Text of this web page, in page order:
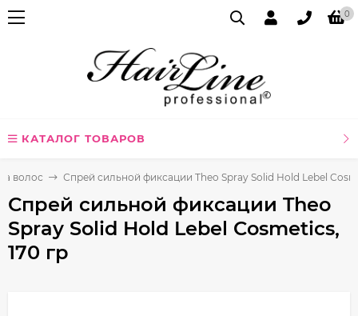
0
КАТАЛОГ ТОВАРОВ
волос Спрей сильной фиксации Theo Spray Solid Hold Lebel
Спрей сильной фиксации Theo
Spray Solid Hold Lebel Cosmetics,
170 гр